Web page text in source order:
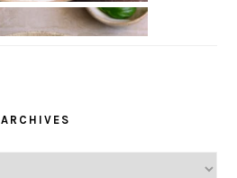
ARCHIVES